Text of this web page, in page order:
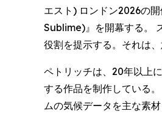
エスト) ロンドン2026の
Sublime)』を開幕する。
役割を提示する。それは
ペトリッチは、20年以上
する作品を制作している
ムの気候データを主な素